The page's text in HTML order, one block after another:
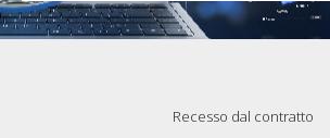
Recesso dal contratto